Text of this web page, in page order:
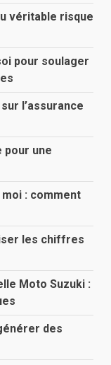
véritable risque
pour soulager
l’assurance
pour une
: comment
les chiffres
Moto Suzuki :
des